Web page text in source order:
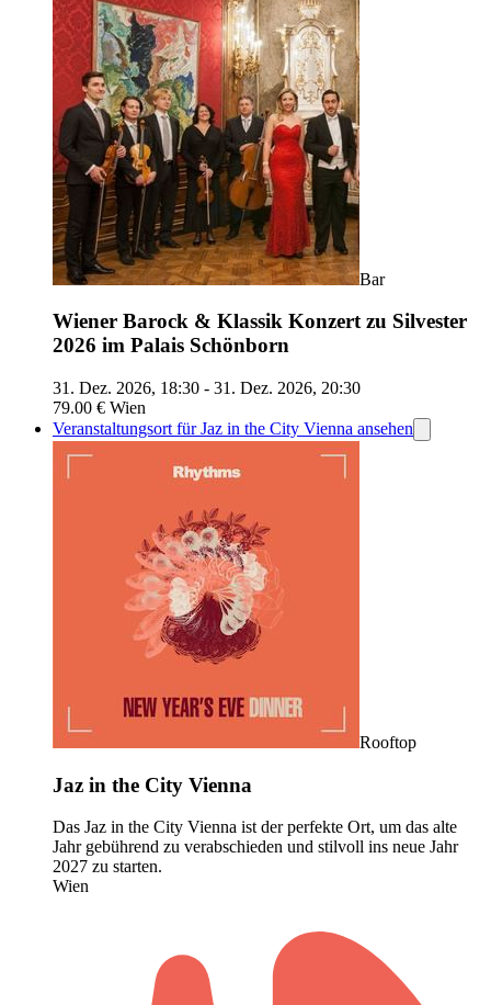
Bar
Wiener Barock & Klassik Konzert zu Silvester
2026 im Palais Schönborn
31. Dez. 2026, 18:30 - 31. Dez. 2026, 20:30
79.00 € Wien
Veranstaltungsort für Jaz in the City Vienna ansehen
Rooftop
Jaz in the City Vienna
Das Jaz in the City Vienna ist der perfekte Ort, um das alte
Jahr gebührend zu verabschieden und stilvoll ins neue Jahr
2027 zu starten.
Wien